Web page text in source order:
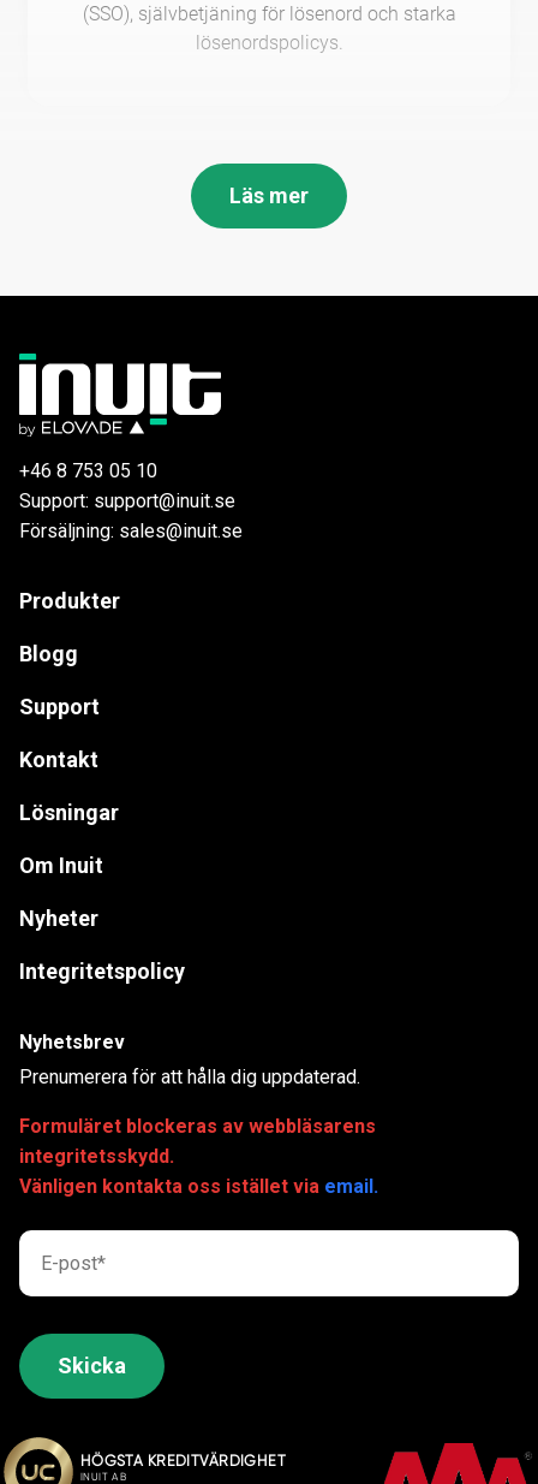
(SSO), självbetjäning för lösenord och starka
lösenordspolicys.
Läs mer
+46 8 753 05 10
Support: support@inuit.se
Försäljning: sales@inuit.se
Produkter
Blogg
Support
Kontakt
Lösningar
Om Inuit
Nyheter
Integritetspolicy
Nyhetsbrev
Prenumerera för att hålla dig uppdaterad.
Formuläret blockeras av webbläsarens
integritetsskydd.
Vänligen kontakta oss istället via email.